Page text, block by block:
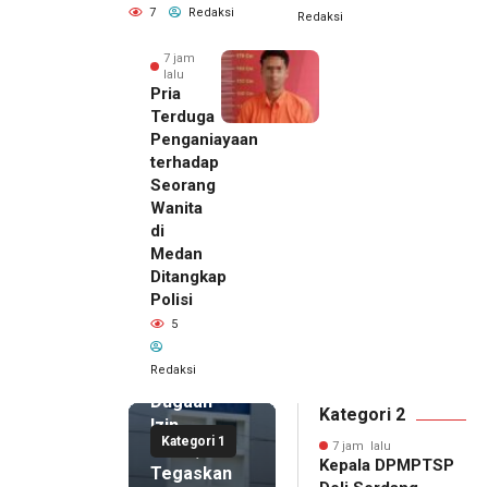
7 Redaksi Redaksi
7 jam
lalu
Pria
Terduga
Penganiayaan
terhadap
Seorang
Wanita
di
Medan
Ditangkap
Polisi
5
Redaksi
Kategori 1
7 jam lalu
Kepala
DPMPTSP
Deli
Serdang
Bantah
Terlibat
Dugaan
Izin
Palsu,
Tegaskan
Kategori 2
7 jam lalu
Kepala DPMPTSP